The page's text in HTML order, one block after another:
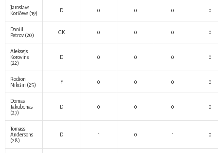
Jaroslavs
Koričevs (19) D 0 0 0 0
Daniil
Petrov (20) GK 0 0 0 0
Aleksejs
Korovins
(22)
D 0 0 0 0
Rodion
Nikišin (25) F 0 0 0 0
Domas
Jakubenas
(27)
D 0 0 0 0
Tomass
Andersons
(28)
D 1 0 1 0